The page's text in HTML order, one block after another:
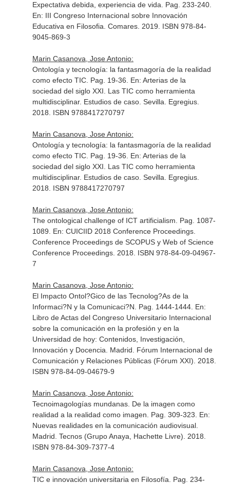
Expectativa debida, experiencia de vida. Pag. 233-240.
En: III Congreso Internacional sobre Innovación
Educativa en Filosofia . Comares. 2019. ISBN 978-84-
9045-869-3
Marin Casanova, Jose Antonio:
Ontología y tecnología: la fantasmagoría de la realidad
como efecto TIC. Pag. 19-36. En: Arterias de la
sociedad del siglo XXI. Las TIC como herramienta
multidisciplinar. Estudios de caso. Sevilla. Egregius.
2018. ISBN 9788417270797
Marin Casanova, Jose Antonio:
Ontología y tecnología: la fantasmagoría de la realidad
como efecto TIC. Pag. 19-36. En: Arterias de la
sociedad del siglo XXI. Las TIC como herramienta
multidisciplinar. Estudios de caso. Sevilla. Egregius.
2018. ISBN 9788417270797
Marin Casanova, Jose Antonio:
The ontological challenge of ICT artificialism. Pag. 1087-
1089. En: CUICIID 2018 Conference Proceedings.
Conference Proceedings de SCOPUS y Web of Science
Conference Proceedings. 2018. ISBN 978-84-09-04967-
7
Marin Casanova, Jose Antonio:
El Impacto Ontol?Gico de las Tecnolog?As de la
Informaci?N y la Comunicaci?N. Pag. 1444-1444. En:
Libro de Actas del Congreso Universitario Internacional
sobre la comunicación en la profesión y en la
Universidad de hoy: Contenidos, Investigación,
Innovación y Docencia . Madrid. Fórum Internacional de
Comunicación y Relaciones Públicas (Fórum XXI). 2018.
ISBN 978-84-09-04679-9
Marin Casanova, Jose Antonio:
Tecnoimagologías mundanas. De la imagen como
realidad a la realidad como imagen. Pag. 309-323. En:
Nuevas realidades en la comunicación audiovisual.
Madrid. Tecnos (Grupo Anaya, Hachette Livre). 2018.
ISBN 978-84-309-7377-4
Marin Casanova, Jose Antonio:
TIC e innovación universitaria en Filosofía. Pag. 234-